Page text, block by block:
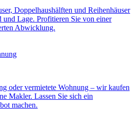
Doppelhaushälften und Reihenhäuser
und Lage. Profitieren Sie von einer
Abwicklung.
oder vermietete Wohnung – wir kaufen
Makler. Lassen Sie sich ein
machen.